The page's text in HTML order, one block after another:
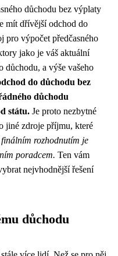
důchodu bez výplaty
mít dřívější odchod do
pro výpočet předčasného
jako je váš aktuální
důchodu, a výše vašeho
do důchodu bez
důchodu
státu. Je proto nezbytné
jiné zdroje příjmu, které
rozhodnutím je
poradcem. Ten vám
nejvhodnější řešení
důchodu